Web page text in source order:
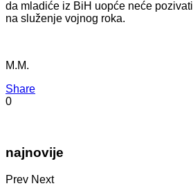
da mladiće iz BiH uopće neće pozivati
na služenje vojnog roka.
M.M.
Share
0
najnovije
Prev Next